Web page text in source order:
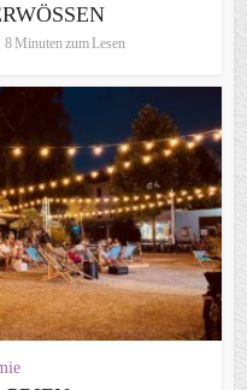
8 Minuten zum Lesen